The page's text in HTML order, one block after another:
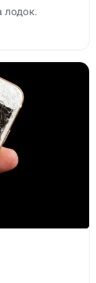
лодок.